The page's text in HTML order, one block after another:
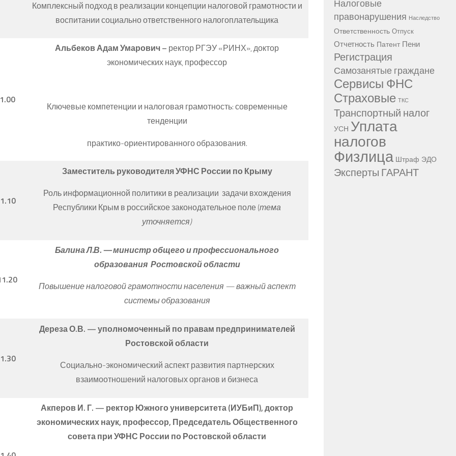
Комплексный подход в реализации концепции налоговой грамотности и
воспитании социально ответственного налогоплательщика
Альбеков Адам Умарович – ректор РГЭУ «РИНХ», доктор
экономических наук, профессор
Ключевые компетенции и налоговая грамотность: современные
тенденции
практико-ориентированного образования.
Заместитель руководителя УФНС России по Крыму
Роль информационной политики в реализации задачи вхождения
Республики Крым в российское законодательное поле (тема
уточняется)
Балина Л.В. — министр общего и профессионального
образования Ростовской области
Повышение налоговой грамотности населения — важный аспект
системы образования
Дереза О.В. — уполномоченный по правам предпринимателей
Ростовской области
Социально-экономический аспект развития партнерских
взаимоотношений налоговых органов и бизнеса
Акперов И. Г. — ректор Южного университета (ИУБиП), доктор
экономических наук, профессор, Председатель Общественного
совета при УФНС России по Ростовской области
Налоговые
правонарушения Наследство
Ответственность Отпуск
Отчетность Патент Пени
Регистрация
Самозанятые граждане
Сервисы ФНС
Страховые ТКС
Транспортный налог
УСН Уплата
налогов
Физлица Штраф ЭДО
Эксперты ГАРАНТ